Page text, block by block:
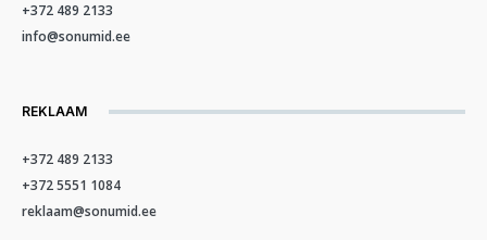
+372 489 2133
info@sonumid.ee
REKLAAM
+372 489 2133
+372 5551 1084
reklaam@sonumid.ee